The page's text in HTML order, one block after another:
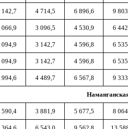
142,7 4 714,5 6 896,6 9
066,9 3 096,5 4 530,9 6
094,9 3 142,7 4 596,8 6
094,9 3 142,7 4 596,8 6
994,6 4 489,7 6 567,8 9
590,4 3 881,9 5 677,5 8